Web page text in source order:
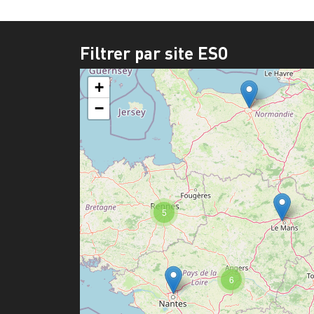
Filtrer par site ESO
6
5
+
−